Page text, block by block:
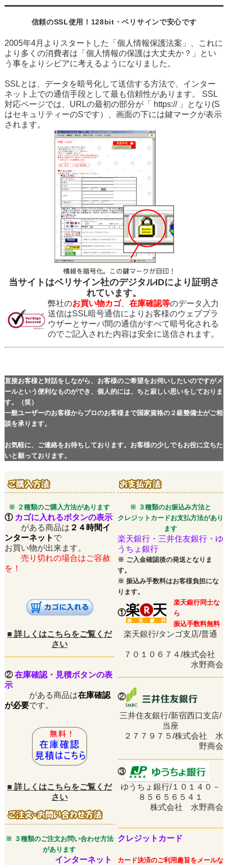
信頼のSSL使用！128bit・ベリサインで安心です
2005年4月よりスタートした「個人情報保護法案」、これに
より多くの消費者は「個人情報の保護は大丈夫か？」とい
う事をよりシビアに考えるようになりました。
SSLとは、データを暗号化して送信する方法で、インター
ネット上での通信手段として最も信頼性があります。 SSL
対応ページでは、URLの最初の部分が「 https:// 」となり(S
はセキュリティーのSです）、画面の下には鍵マークが表示
されます。
当サイトはベリサイン社のデジタルIDにより証明さ
れています。
弊社のお買い物カゴ、 在庫確認等のデータ入力
送信はSSL暗号通信によりお客様のウェブブラ
ウザーとサーバ間の通信がすべて暗号化される
のでご記入された内容は安全に送信されます。
直接お客様と対話をしながら、お客様のご希望をお伺いしたいのですがメ
ールという便利なものができ、個人的には、ちと寂しい思いをしておりま
す。（笑）
一般ユーザーのお客様からプロのお客様まで国家資格の２級整備士がご相
談を承ります。
お気軽に、ご連絡をお待ちしております。お客様の少しでもお役に立ちた
いと願っております。
※ ２種類のご購入方法があります
※ ３種類のお振込み方法と
クレジットカードお支払方法があり
ます
① カゴに入れるボタンの表示
がある商品は ２４時間イ
ンターネット で
お買い物が出来ます。
売り切れの場合はご容赦
を！
楽天銀行・三井住友銀行・ゆ
うちょ銀行
※ ご入金確認後の発送となりま
す。
※ 振込み手数料はお客様負担にな
ります。
①
楽天銀行同士な
ら
振込手数料無料
■ 詳しくはこちらをご覧くだ
さい
楽天銀行/タンゴ支店/普通
７０１０６７４/株式会社
水野商会
②在庫確認・見積ボタンの表
示
がある商品は在庫確認
が必要です。
②
三井住友銀行/新宿西口支店/
当座
２７７９７５/株式会社 水
野商会
③
■ 詳しくはこちらをご覧くだ
さい
ゆうちょ銀行/１０１４０－
８５６５６５４１
株式会社 水野商会
※ ３種類のご注文お問い合わせ方法
があります
クレジットカード
インターネット
カード決済のご利用趣旨をメールな